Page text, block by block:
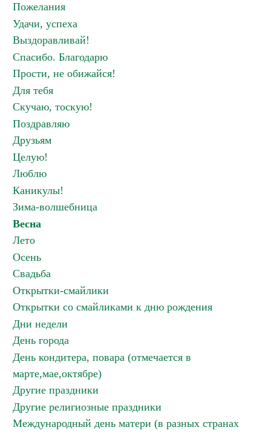
Пожелания
Удачи, успеха
Выздоравливай!
Спасибо. Благодарю
Прости, не обижайся!
Для тебя
Скучаю, тоскую!
Поздравляю
Друзьям
Целую!
Люблю
Каникулы!
Зима-волшебница
Весна
Лето
Осень
Свадьба
Открытки-смайлики
Открытки со смайликами к дню рождения
Дни недели
День города
День кондитера, повара (отмечается в
марте,мае,октябре)
Другие праздники
Другие религиозные праздники
Международный день матери (в разных странах